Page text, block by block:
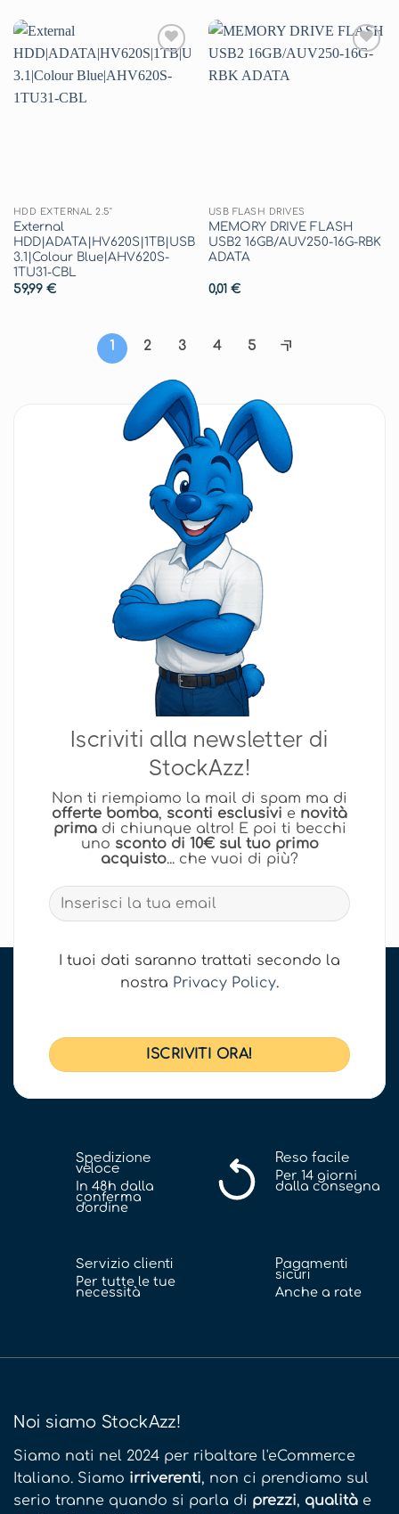
Aggiungi
alla lista
HDD EXTERNAL 2.5"
External
HDD|ADATA|HV620S|1TB|USB
3.1|Colour Blue|AHV620S-
1TU31-CBL
59,99 €
USB FLASH DRIVES
MEMORY DRIVE FLASH
USB2 16GB/AUV250-16G-RBK
ADATA
0,01 €
1 2 3 4 5
Iscriviti alla newsletter di
StockAzz!
Non ti riempiamo la mail di spam ma di
offerte bomba, sconti esclusivi e novità
primadi chiunque altro! E poi ti becchi
uno sconto di 10€ sul tuo primo
acquisto... che vuoi di più?
I tuoi dati saranno trattati secondo la
nostra Privacy Policy.
Spedizione
veloce
In 48h dalla
conferma
d'ordine
Reso facile
Per 14 giorni
dalla consegna
Servizio clienti
Per tutte le tue
necessità
Pagamenti
sicuri
Anche a rate
Noi siamo StockAzz!
Siamo nati nel 2024 per ribaltare l'eCommerce
Italiano. Siamo irriverenti, non ci prendiamo sul
serio tranne quando si parla di prezzi, qualità e